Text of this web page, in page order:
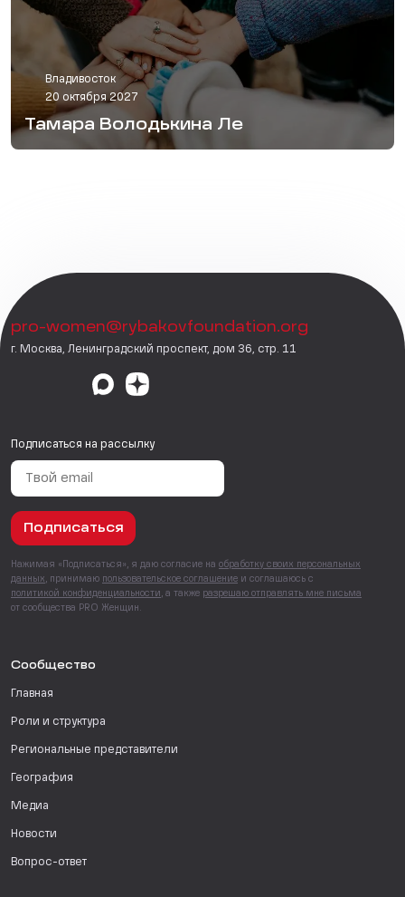
Владивосток
20 октября 2027
Тамара Володькина Ле
pro-women@rybakovfoundation.org
г. Москва, Ленинградский проспект, дом 36, стр. 11
Подписаться на рассылку
Подписаться
Нажимая «Подписаться», я даю согласие на обработку своих персональных
данных , принимаю пользовательское соглашение и соглашаюсь с
политикой конфиденциальности , а также разрешаю отправлять мне письма
от сообщества PRO Женщин.
Сообщество
Главная
Роли и структура
Региональные представители
География
Медиа
Новости
Вопрос-ответ